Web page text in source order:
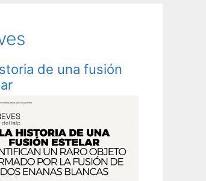
de una fusión